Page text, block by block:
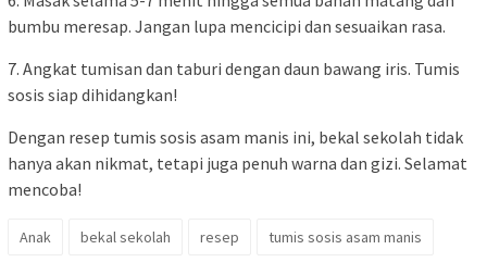
bumbu meresap. Jangan lupa mencicipi dan sesuaikan rasa.
7. Angkat tumisan dan taburi dengan daun bawang iris. Tumis
sosis siap dihidangkan!
Dengan resep tumis sosis asam manis ini, bekal sekolah tidak
hanya akan nikmat, tetapi juga penuh warna dan gizi. Selamat
mencoba!
Anak bekal sekolah resep tumis sosis asam manis